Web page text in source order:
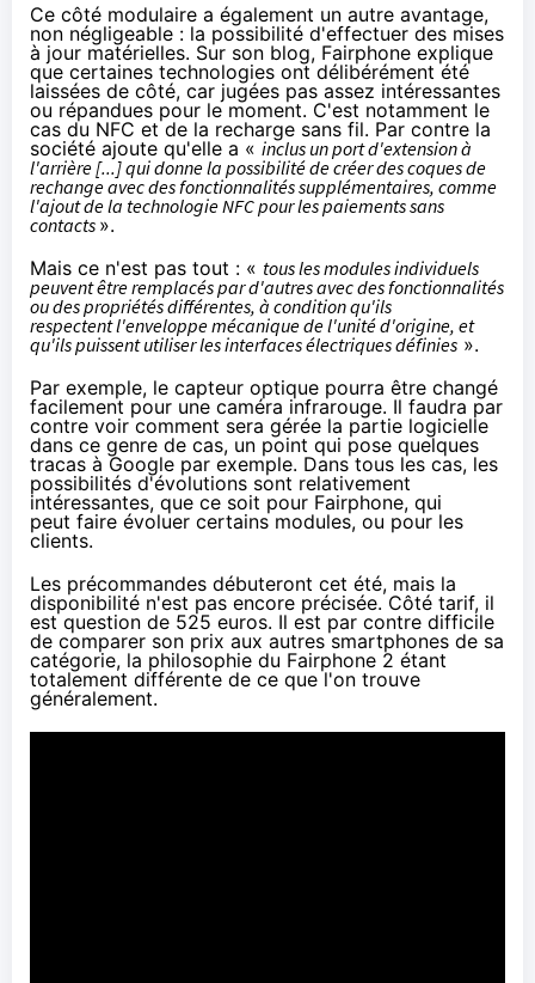
Ce côté modulaire a également un autre avantage,
non négligeable : la possibilité d'effectuer des mises
à jour matérielles. Sur son blog, Fairphone explique
que certaines technologies ont délibérément été
laissées de côté, car jugées pas assez intéressantes
ou répandues pour le moment. C'est notamment le
cas du NFC et de la recharge sans fil. Par contre la
société ajoute qu'elle a « inclus un port d'extension à
l'arrière [...] qui donne la possibilité de créer des coques de
rechange avec des fonctionnalités supplémentaires, comme
l'ajout de la technologie NFC pour les paiements sans
contacts ».
Mais ce n'est pas tout : « tous les modules individuels
peuvent être remplacés par d'autres avec des fonctionnalités
ou des propriétés différentes, à condition qu'ils
respectent l'enveloppe mécanique de l'unité d'origine, et
qu'ils puissent utiliser les interfaces électriques définies ».
Par exemple, le capteur optique pourra être changé
facilement pour une caméra infrarouge. Il faudra par
contre voir comment sera gérée la partie logicielle
dans ce genre de cas, un point qui pose quelques
tracas à Google par exemple. Dans tous les cas, les
possibilités d'évolutions sont relativement
intéressantes, que ce soit pour Fairphone, qui
peut faire évoluer certains modules, ou pour les
clients.
Les précommandes débuteront cet été, mais la
disponibilité n'est pas encore précisée. Côté tarif, il
est question de 525 euros. Il est par contre difficile
de comparer son prix aux autressmartphones de sa
catégorie, la philosophie du Fairphone 2 étant
totalement différente de ce que l'on trouve
généralement.